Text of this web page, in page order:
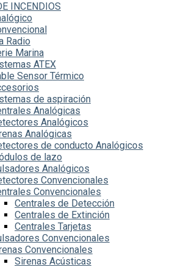
INCENDIOS
Radio
Marina
ATEX
Sensor Térmico
de aspiración
Analógicas
Analógicos
Analógicas
de conducto Analógicos
de lazo
Analógicos
Convencionales
Convencionales
Centrales de Detección
Centrales de Extinción
Centrales Tarjetas
Convencionales
Convencionales
Sirenas Acústicas